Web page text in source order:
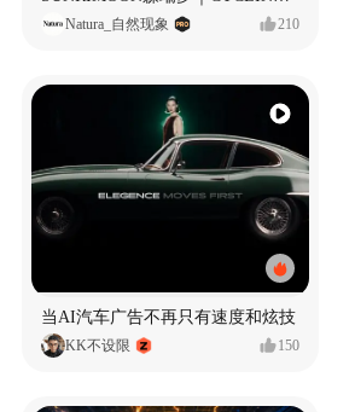
Natura_自然现象 210
当AI汽车广告不再只有速度和炫技
KK不设限 150